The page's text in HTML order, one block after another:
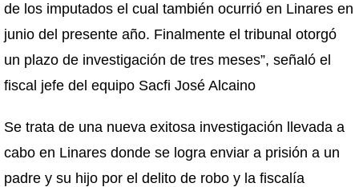
de los imputados el cual también ocurrió en Linares en
junio del presente año. Finalmente el tribunal otorgó
un plazo de investigación de tres meses”, señaló el
fiscal jefe del equipo Sacfi José Alcaino
Se trata de una nueva exitosa investigación llevada a
cabo en Linares donde se logra enviar a prisión a un
padre y su hijo por el delito de robo y la fiscalía